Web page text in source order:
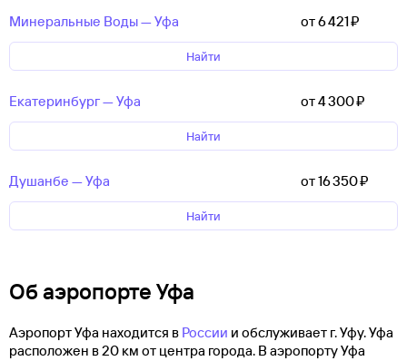
Минеральные Воды — Уфа от 6 ⁠421 ⁠₽
Найти
Екатеринбург — Уфа от 4 ⁠300 ⁠₽
Найти
Душанбе — Уфа от 16 ⁠350 ⁠₽
Найти
Об аэропорте Уфа
Аэропорт Уфа находится в России и обслуживает г. Уфу. Уфа
расположен в 20 км от центра города. В аэропорту Уфа